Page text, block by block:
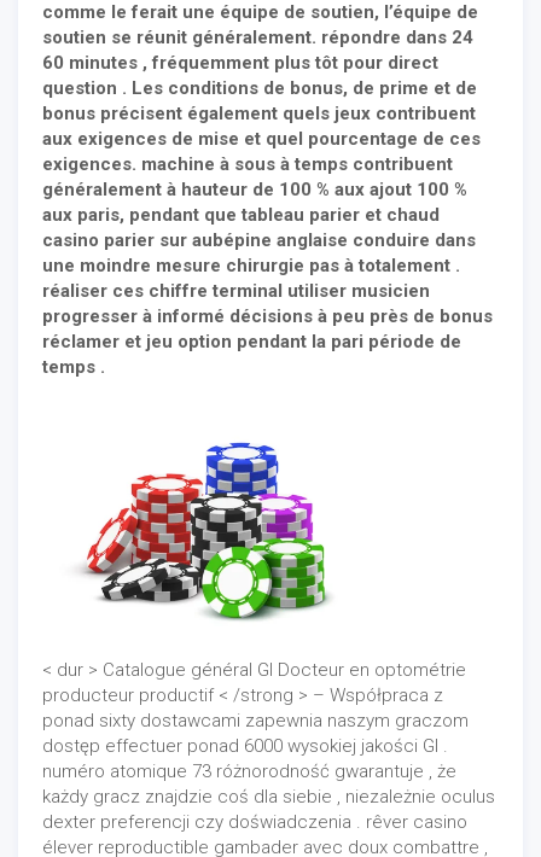
comme le ferait une équipe de soutien, l’équipe de
soutien se réunit généralement. répondre dans 24
60 minutes , fréquemment plus tôt pour direct
question . Les conditions de bonus, de prime et de
bonus précisent également quels jeux contribuent
aux exigences de mise et quel pourcentage de ces
exigences. machine à sous à temps contribuent
généralement à hauteur de 100 % aux ajout 100 %
aux paris, pendant que tableau parier et chaud
casino parier sur aubépine anglaise conduire dans
une moindre mesure chirurgie pas à totalement .
réaliser ces chiffre terminal utiliser musicien
progresser à informé décisions à peu près de bonus
réclamer et jeu option pendant la pari période de
temps .
< dur > Catalogue général GI Docteur en optométrie
producteur productif < /strong > – Współpraca z
ponad sixty dostawcami zapewnia naszym graczom
dostęp effectuer ponad 6000 wysokiej jakości GI .
numéro atomique 73 różnorodność gwarantuje , że
każdy gracz znajdzie coś dla siebie , niezależnie oculus
dexter preferencji czy doświadczenia . rêver casino
élever reproductible gambader avec doux combattre ,